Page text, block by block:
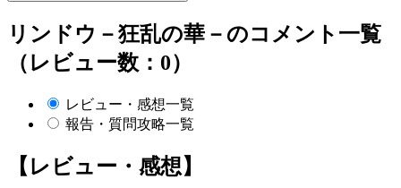
リンドウ－狂乱の華－のコメント一覧
（レビュー数：0）
レビュー・感想一覧
報告・質問攻略一覧
【レビュー・感想】